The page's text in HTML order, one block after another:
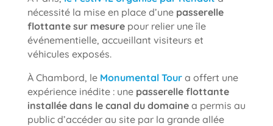
nécessité la mise en place d’une passerelle
flottante sur mesurepour relier une île
événementielle, accueillant visiteurs et
véhicules exposés.
À Chambord, le Monumental Toura offert une
expérience inédite : une passerelle flottante
installée dans le canal du domainea permis au
public d’accéder au site par la grande allée